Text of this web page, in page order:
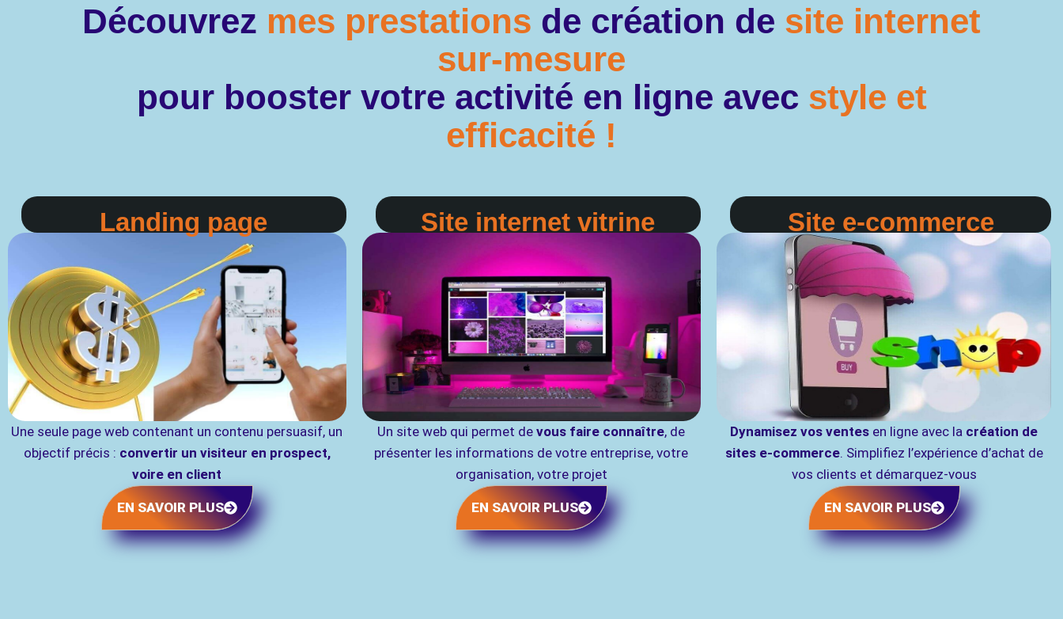
Découvrez mes prestations de création de site internet
sur-mesure
pour booster votre activité en ligne avec style et
efficacité !
Landing page
Une seule page web contenant un contenu persuasif, un
objectif précis : convertir un visiteur en prospect,
voire en client
EN SAVOIR PLUS
Site internet vitrine
Un site web qui permet devous faire connaître, de
présenter les informations de votre entreprise, votre
organisation, votre projet
EN SAVOIR PLUS
Site e-commerce
Dynamisez vos ventes en ligne avec la création de
sites e-commerce. Simplifiez l’expérience d’achat de
vos clients et démarquez-vous
EN SAVOIR PLUS